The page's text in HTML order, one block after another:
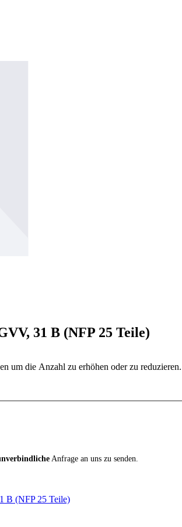
31 B (NFP 25 Teile)
um die Anzahl zu erhöhen oder zu reduzieren.
Anfrage an uns zu senden.
B (NFP 25 Teile)